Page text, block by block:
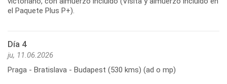
el Paquete Plus P+).
Día 4
ju, 11.06.2026
Praga - Bratislava - Budapest (530 kms) (ad o mp)